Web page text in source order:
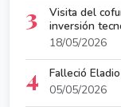
3
Visita del
inversión
18/05/2026
4
Falleció
05/05/2026